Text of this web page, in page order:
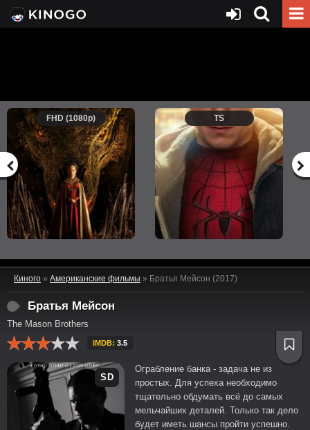
FHD (1080p) TS
Киного » Американские фильмы » Братья Мейсон (2017)
Братья Мейсон
The Mason Brothers
IMDB: 3.5
SD
Ограбление банка - задача не из
простых. Для успеха необходимо
тщательно обдумать всё до самых
мельчайших деталей. Только так дело
будет иметь шансы пройти успешно.